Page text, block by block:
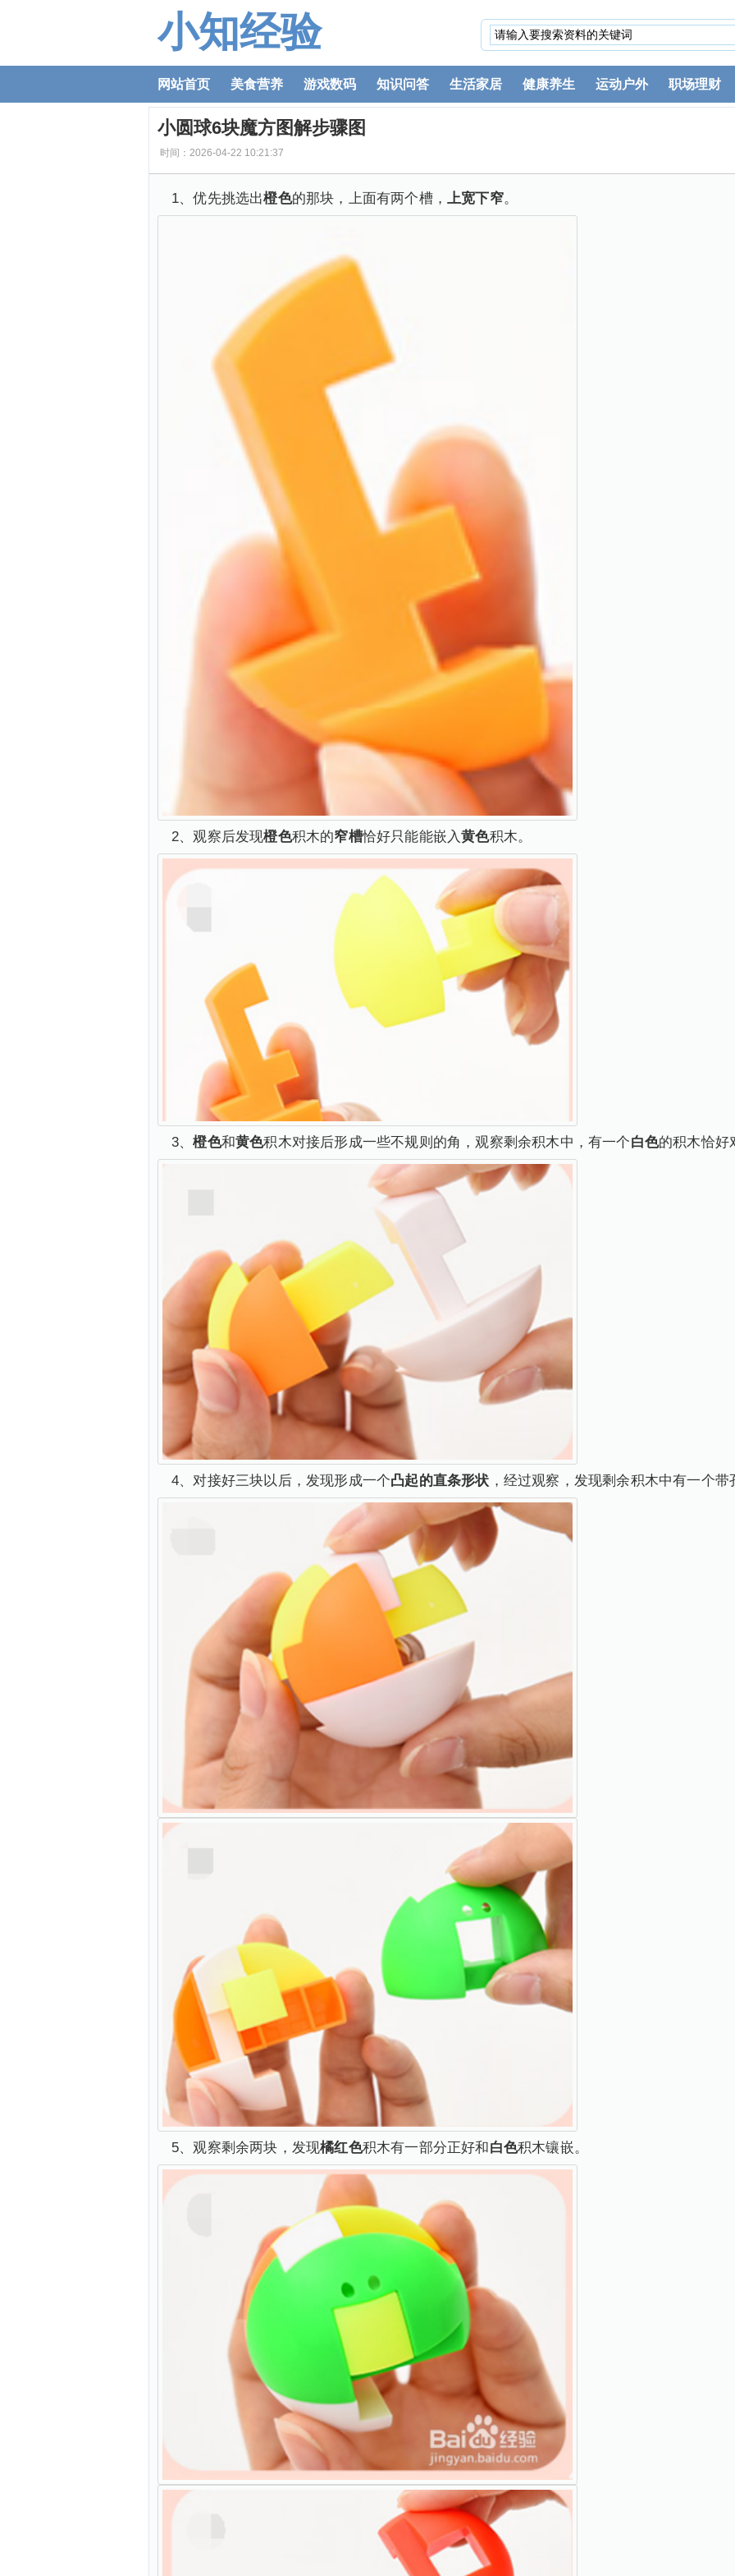
小知经验
网站首页 美食营养 游戏数码 知识问答 生活家居 健康养生 运动户外 职场理财
小圆球6块魔方图解步骤图
时间：2026-04-22 10:21:37
1、优先挑选出橙色的那块，上面有两个槽，上宽下窄。
2、观察后发现橙色积木的窄槽恰好只能能嵌入黄色积木。
3、橙色和黄色积木对接后形成一些不规则的角，观察剩余积木中，有一个白色的积木恰好
4、对接好三块以后，发现形成一个凸起的直条形状 ，经过观察，发现剩余积木中有一个带
5、观察剩余两块，发现橘红色积木有一部分正好和白色积木镶嵌。